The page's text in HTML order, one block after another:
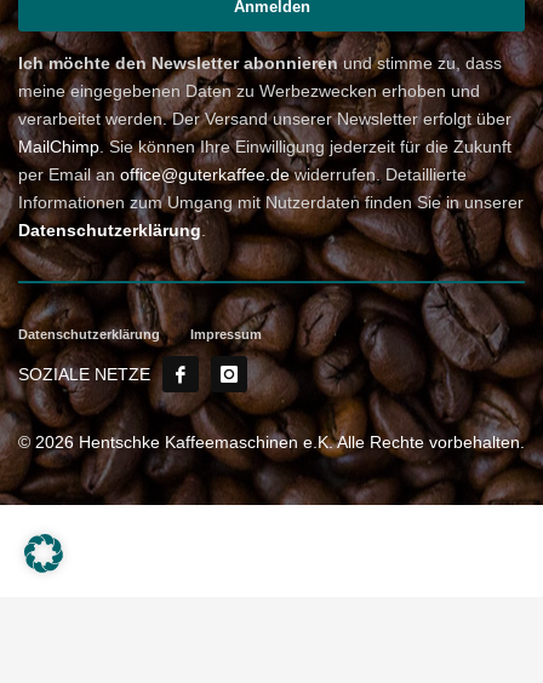
Ich möchte den Newsletter abonnierenund stimme zu, dass
meine eingegebenen Daten zu Werbezwecken erhoben und
verarbeitet werden. Der Versand unserer Newsletter erfolgt über
MailChimp . Sie können Ihre Einwilligung jederzeit für die Zukunft
per Email an office@guterkaffee.dewiderrufen. Detaillierte
Informationen zum Umgang mit Nutzerdaten finden Sie in unserer
Datenschutzerklärung.
Datenschutzerklärung Impressum
SOZIALE NETZE
© 2026 Hentschke Kaffeemaschinen e.K. Alle Rechte vorbehalten.